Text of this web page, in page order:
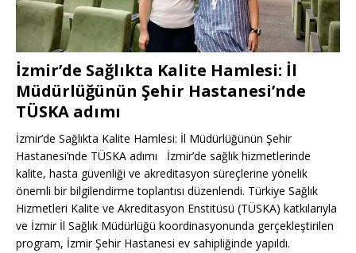
İzmir’de Sağlıkta Kalite Hamlesi: İl
Müdürlüğünün Şehir Hastanesi’nde
TÜSKA adımı
İzmir’de Sağlıkta Kalite Hamlesi: İl Müdürlüğünün Şehir
Hastanesi’nde TÜSKA adımı İzmir’de sağlık hizmetlerinde
kalite, hasta güvenliği ve akreditasyon süreçlerine yönelik
önemli bir bilgilendirme toplantısı düzenlendi. Türkiye Sağlık
Hizmetleri Kalite ve Akreditasyon Enstitüsü (TÜSKA) katkılarıyla
ve İzmir İl Sağlık Müdürlüğü koordinasyonunda gerçekleştirilen
program, İzmir Şehir Hastanesi ev sahipliğinde yapıldı.